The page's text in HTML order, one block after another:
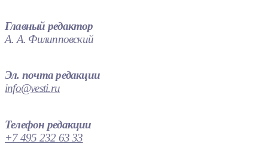
Главный редактор
А. А. Филипповский
Эл. почта редакции
info@vesti.ru
Телефон редакции
+7 495 232 63 33